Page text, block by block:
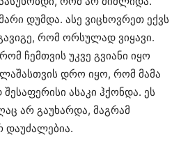
დუმდა. ასე ვიცხოვრეთ ექვს
რომ ორსულად ვიყავი.
ჩემთვის უკვე გვიანი იყო
დრო იყო, რომ მამა
ასაკი ჰქონდა. ეს
არ გაუხარდა, მაგრამ
დაუძალებია.